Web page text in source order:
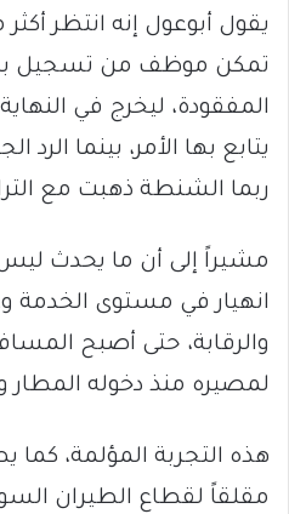
يقول أبوعول إنه انتظر
تمكن موظف من تسجيل
المفقودة، ليخرج في
يتابع بها الأمر، بينما
ربما الشنطة ذهبت مع
مشيراً إلى أن ما يحدث
انهيار في مستوى الخدمة
والرقابة، حتى أصبح
لمصيره منذ دخوله المطار
هذه التجربة المؤلمة،
مقلقاً لقطاع الطيران